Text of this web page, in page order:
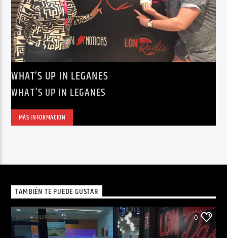
WHAT’S UP IN LEGANES
WHAT'S UP IN LEGANES
MÁS INFORMACIÓN
TAMBIÉN TE PUEDE GUSTAR
WHATSUP IN LEGANES 0